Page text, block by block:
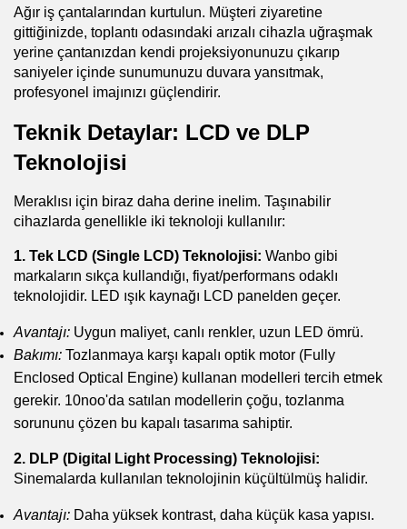
Ağır iş çantalarından kurtulun. Müşteri ziyaretine
gittiğinizde, toplantı odasındaki arızalı cihazla uğraşmak
yerine çantanızdan kendi projeksiyonunuzu çıkarıp
saniyeler içinde sunumunuzu duvara yansıtmak,
profesyonel imajınızı güçlendirir.
Teknik Detaylar: LCD ve DLP
Teknolojisi
Meraklısı için biraz daha derine inelim. Taşınabilir
cihazlarda genellikle iki teknoloji kullanılır:
1. Tek LCD (Single LCD) Teknolojisi: Wanbo gibi
markaların sıkça kullandığı, fiyat/performans odaklı
teknolojidir. LED ışık kaynağı LCD panelden geçer.
Avantajı: Uygun maliyet, canlı renkler, uzun LED ömrü.
Bakımı: Tozlanmaya karşı kapalı optik motor (Fully
Enclosed Optical Engine) kullanan modelleri tercih etmek
gerekir. 10noo'da satılan modellerin çoğu, tozlanma
sorununu çözen bu kapalı tasarıma sahiptir.
2. DLP (Digital Light Processing) Teknolojisi:
Sinemalarda kullanılan teknolojinin küçültülmüş halidir.
Avantajı: Daha yüksek kontrast, daha küçük kasa yapısı.